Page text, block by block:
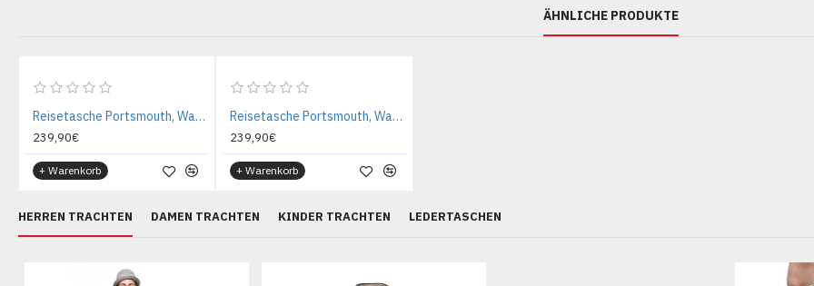
ÄHNLICHE PRODUKTE
Reisetasche Portsmouth, Waxed Pull Up, Cognac
239,90€
+ Warenkorb
Reisetasche Portsmouth, Waxed Pull Up, Schwarz
239,90€
+ Warenkorb
HERREN TRACHTEN DAMEN TRACHTEN KINDER TRACHTEN LEDERTASCHEN